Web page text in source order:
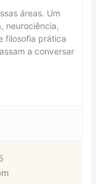
áreas. Um
neurociência,
filosofia prática
a conversar